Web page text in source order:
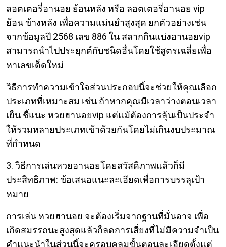
ลอตเตอรี่ฮานอย ย้อนหลัง หรือ ลอตเตอรี่ฮานอย vip
ย้อน ข้างหลัง เพื่อความแม่นยำสูงสุด ยกตัวอย่างเช่น
จากข้อมูลปี 2568 เลข 886 ใน สลากกินแบ่งฮานอยvip
สามารถนำไปประยุกต์กับชนิดอื่นโดยใช้สูตรเฉลี่ยเพื่อ
หาเลขเด็ดใหม่
วิธีการทำความเข้าใจส่วนประกอบนี้จะช่วยให้คุณเลือก
ประเภทที่เหมาะสม เช่น ถ้าหากคุณมีเวลาว่างตอนเวลา
เย็น ชี้แนะ หวยฮานอยvip แต่แม้ต้องการลุ้นเป็นประจำ
ให้รวมหลายประเภทเข้าด้วยกันโดยไม่เกินงบประมาณ
ที่กำหนด
3. วิธีการเล่นหวยฮานอยโดยสวัสดิภาพแล้วก็มี
ประสิทธิภาพ: ข้อเสนอแนะละเอียดเพื่อการบรรลุเป้า
หมาย
การเล่น หวยฮานอย จะต้องเริ่มจากฐานที่มั่นอาจ เพื่อ
เกิดสมรรถนะสูงสุดแล้วก็ลดการเสี่ยงที่ไม่มีความจำเป็น
คำแนะนำในส่วนนี้จะครอบคลุมขั้นตอนละเอียดตั้งแต่